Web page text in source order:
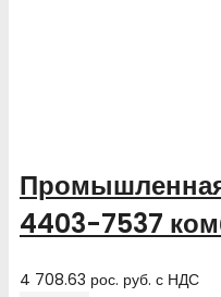
Промышленная
4403-7537
4 708.63 рос. руб. с НДС